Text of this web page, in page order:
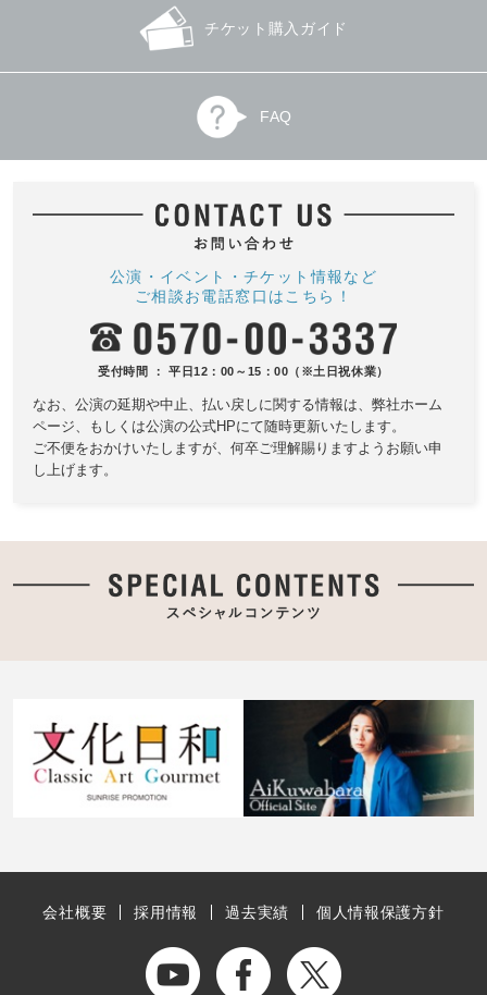
チケット購入ガイド
FAQ
公演・イベント・チケット情報など
ご相談お電話窓口はこちら！
受付時間 ： 平日12：00～15：00（※土日祝休業）
なお、公演の延期や中止、払い戻しに関する情報は、 弊社ホーム
ページ、もしくは公演の公式HPにて随時更新いたします。
ご不便をおかけいたしますが、何卒ご理解賜りますようお願い申
し上げます。
会社概要 採用情報 過去実績 個人情報保護方針